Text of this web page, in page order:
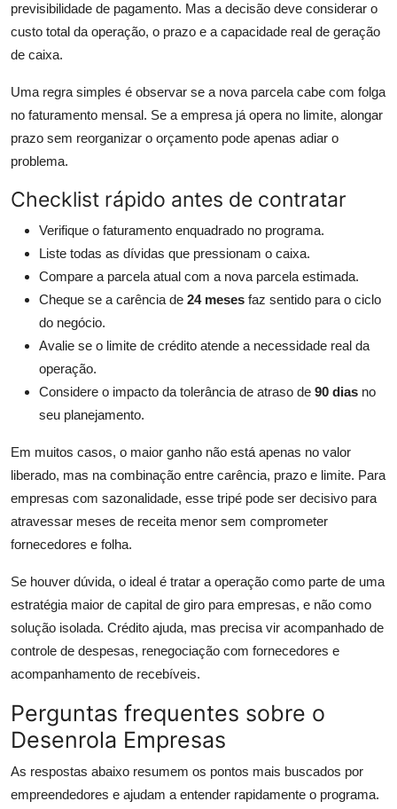
previsibilidade de pagamento. Mas a decisão deve considerar o
custo total da operação, o prazo e a capacidade real de geração
de caixa.
Uma regra simples é observar se a nova parcela cabe com folga
no faturamento mensal. Se a empresa já opera no limite, alongar
prazo sem reorganizar o orçamento pode apenas adiar o
problema.
Checklist rápido antes de contratar
Verifique o faturamento enquadrado no programa.
Liste todas as dívidas que pressionam o caixa.
Compare a parcela atual com a nova parcela estimada.
Cheque se a carência de 24 meses faz sentido para o ciclo
do negócio.
Avalie se o limite de crédito atende a necessidade real da
operação.
Considere o impacto da tolerância de atraso de 90 dias no
seu planejamento.
Em muitos casos, o maior ganho não está apenas no valor
liberado, mas na combinação entre carência, prazo e limite. Para
empresas com sazonalidade, esse tripé pode ser decisivo para
atravessar meses de receita menor sem comprometer
fornecedores e folha.
Se houver dúvida, o ideal é tratar a operação como parte de uma
estratégia maior de capital de giro para empresas, e não como
solução isolada. Crédito ajuda, mas precisa vir acompanhado de
controle de despesas, renegociação com fornecedores e
acompanhamento de recebíveis.
Perguntas frequentes sobre o
Desenrola Empresas
As respostas abaixo resumem os pontos mais buscados por
empreendedores e ajudam a entender rapidamente o programa.